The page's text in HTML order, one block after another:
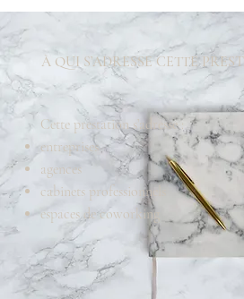
À QUI S’ADRESSE CETTE
Cette prestation s’adresse :
entreprises
agences
cabinets professionnels
espaces de coworking